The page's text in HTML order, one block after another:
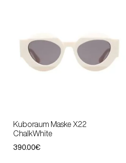
Kuboraum Maske X22
ChalkWhite
390.00€